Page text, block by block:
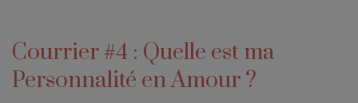
Courrier #4 : Quelle est ma
Personnalité en Amour ?